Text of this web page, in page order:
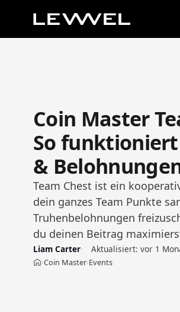
Coin Master
So funktioniert
&
Team Chest ist ein
dein ganzes Team Punkte
Truhenbelohnungen
du deinen Beitrag
Liam Carter Aktualisiert: vor 1
Startseite
›Coin Master›Events